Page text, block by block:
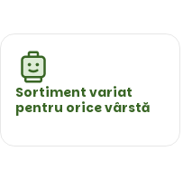
Sortiment variat
pentru orice vârstă